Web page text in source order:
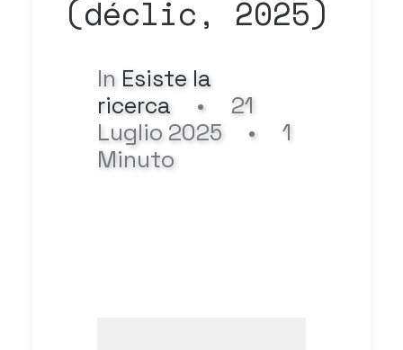
(déclic, 2025)
In Esiste la
ricerca
•
21
Luglio 2025
•
1
Minuto